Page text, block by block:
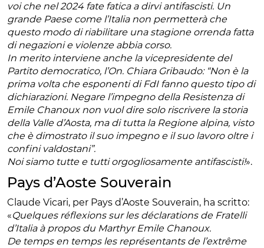
voi che nel 2024 fate fatica a dirvi antifascisti. Un
grande Paese come l’Italia non permetterà che
questo modo di riabilitare una stagione orrenda fatta
di negazioni e violenze abbia corso.
In merito interviene anche la vicepresidente del
Partito democratico, l’On. Chiara Gribaudo: “Non è la
prima volta che esponenti di FdI fanno questo tipo di
dichiarazioni. Negare l’impegno della Resistenza di
Emile Chanoux non vuol dire solo riscrivere la storia
della Valle d’Aosta, ma di tutta la Regione alpina, visto
che è dimostrato il suo impegno e il suo lavoro oltre i
confini valdostani”.
Noi siamo tutte e tutti orgogliosamente antifascisti!».
Pays d’Aoste Souverain
Claude Vicari, per Pays d’Aoste Souverain, ha scritto:
«Quelques réflexions sur les déclarations de Fratelli
d’Italia à propos du Marthyr Emile Chanoux.
De temps en temps les représentants de l’extrême